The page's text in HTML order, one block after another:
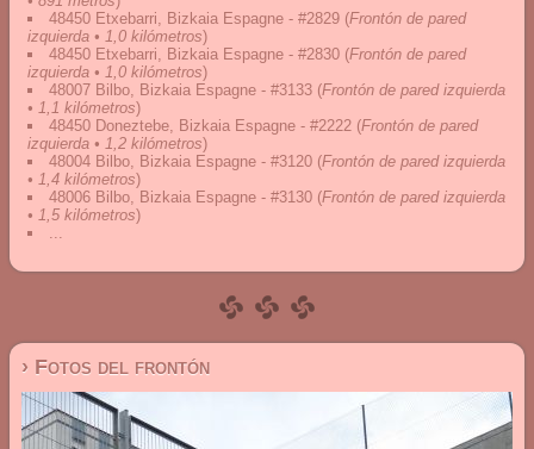
48450 Etxebarri, Bizkaia Espagne - #2829 (Frontón de pared
izquierda • 1,0 kilómetros)
48450 Etxebarri, Bizkaia Espagne - #2830 (Frontón de pared
izquierda • 1,0 kilómetros)
48007 Bilbo, Bizkaia Espagne - #3133 (Frontón de pared izquierda
• 1,1 kilómetros)
48450 Doneztebe, Bizkaia Espagne - #2222 (Frontón de pared
izquierda • 1,2 kilómetros)
48004 Bilbo, Bizkaia Espagne - #3120 (Frontón de pared izquierda
• 1,4 kilómetros)
48006 Bilbo, Bizkaia Espagne - #3130 (Frontón de pared izquierda
• 1,5 kilómetros)
...
› Fotos del frontón